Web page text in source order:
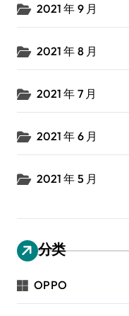
2021 年 9 月
2021 年 8 月
2021 年 7 月
2021 年 6 月
2021 年 5 月
分类
OPPO